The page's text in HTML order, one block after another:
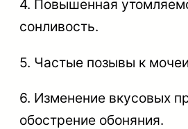
4. Повышенная
сонливость.
5. Частые позывы к
6. Изменение вкусовых
обострение обоняния.